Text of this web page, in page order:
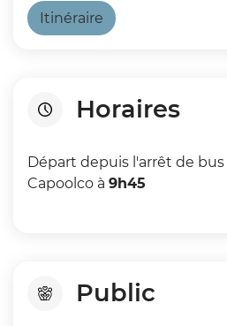
Itinéraire
Horaires
Départ depuis l'arrêt de bus
Capoolco à 9h45
Public